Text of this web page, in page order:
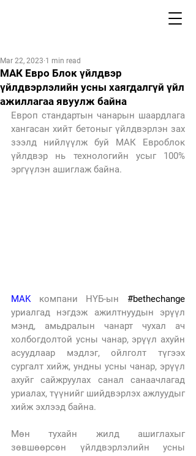
МАК Евро Блок үйлдвэр
үйлдвэрлэлийн усны хаягдалгүй үйл
ажиллагаа явуулж байна
Mar 22, 2023 1 min read
Европ стандартын чанарын шаардлага
хангасан хийт бетоныг үйлдвэрлэн зах
зээлд нийлүүлж буй МАК Евроблок
үйлдвэр нь технологийн усыг 100%
эргүүлэн ашиглаж байна.
MAK компани НҮБ-ын #bethechange
уриалгад нэгдэж ажилтнуудын эрүүл
мэнд, амьдралын чанарт чухал ач
холбогдолтой усны чанар, эрүүл ахуйн
асуудлаар мэдлэг, ойлголт түгээх
сургалт хийж, ундны усны чанар, эрүүл
ахуйг сайжруулах санал санаачлагад
уриалах, түүнийг шийдвэрлэх ажлуудыг
хийж эхлээд байна.
Мөн тухайн жилд ашиглахыг
зөвшөөрсөн үйлдвэрлэлийн усны